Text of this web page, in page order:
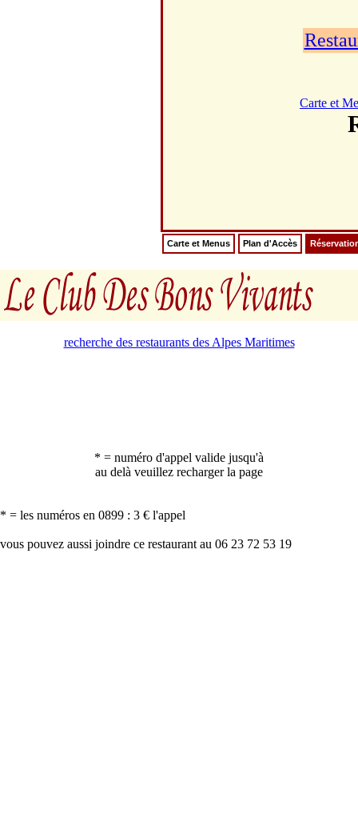
Carte et
Carte et Menus Plan d'Accès
recherche des restaurants des Alpes Maritimes
* = numéro d'appel valide jusqu'à
au delà veuillez recharger la page
* = les numéros en 0899 : 3 € l'appel
vous pouvez aussi joindre ce restaurant au 06 23 72 53 19